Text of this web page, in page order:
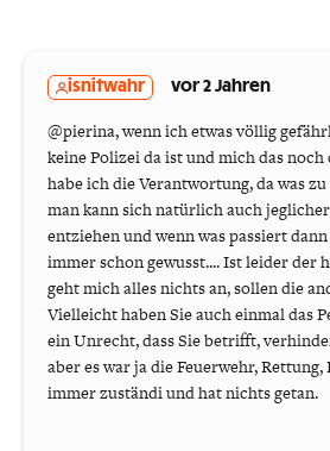
isnitwahr vor 2 Jahren
@pierina, wenn ich etwas völlig
keine Polizei da ist und mich das
habe ich die Verantwortung, da was
man kann sich natürlich auch
entziehen und wenn was passiert
immer schon gewusst.... Ist leider der
geht mich alles nichts an, sollen die
Vielleicht haben Sie auch einmal das
ein Unrecht, dass Sie betrifft,
aber es war ja die Feuerwehr,
immer zuständi und hat nichts getan.